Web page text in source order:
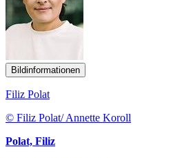
Bildinformationen
Filiz Polat
© Filiz Polat/ Annette Koroll
Polat, Filiz